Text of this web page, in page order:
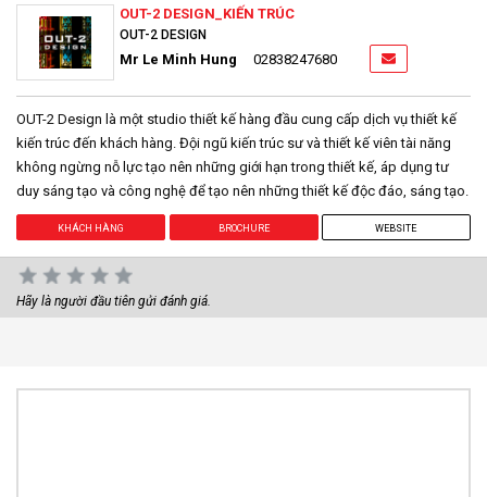
OUT-2 DESIGN_KIẾN TRÚC
OUT-2 DESIGN
Mr Le Minh Hung 02838247680
OUT-2 Design là một studio thiết kế hàng đầu cung cấp dịch vụ thiết kế
kiến trúc đến khách hàng. Đội ngũ kiến trúc sư và thiết kế viên tài năng
không ngừng nỗ lực tạo nên những giới hạn trong thiết kế, áp dụng tư
duy sáng tạo và công nghệ để tạo nên những thiết kế độc đáo, sáng tạo.
KHÁCH HÀNG BROCHURE WEBSITE
Hãy là người đầu tiên gửi đánh giá.